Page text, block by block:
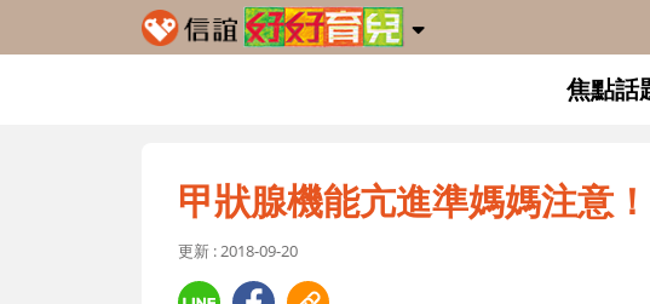
焦點話
甲狀腺機能亢進準媽媽注意！
更新 : 2018-09-20